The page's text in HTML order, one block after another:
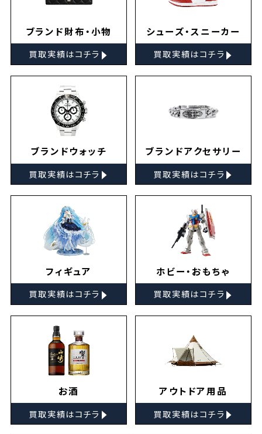
ブランド財布・小物
買取実績はコチラ ▸
シューズ・スニーカー
買取実績はコチラ ▸
ブランドウォッチ
買取実績はコチラ ▸
ブランドアクセサリー
買取実績はコチラ ▸
フィギュア
買取実績はコチラ ▸
ホビー・おもちゃ
買取実績はコチラ ▸
お酒
買取実績はコチラ ▸
アウトドア用品
買取実績はコチラ ▸